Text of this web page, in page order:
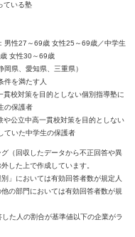
ている塾
男性27～69歳 女性25～69歳／中学生
女性30～69歳
県、愛知県、三重県）
件を満たす人
貫校対策を目的としない個別指導塾に
の保護者
や公立中高一貫校対策を目的としない
ていた中学生の保護者
（回収したデータから不正回答や異
した上で作成しています。
」においては有効回答者数が規定人
の部門においては有効回答者数が規
た人の割合が基準値以下の企業がラ